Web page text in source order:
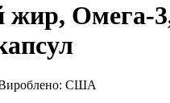
Омега-3,
США